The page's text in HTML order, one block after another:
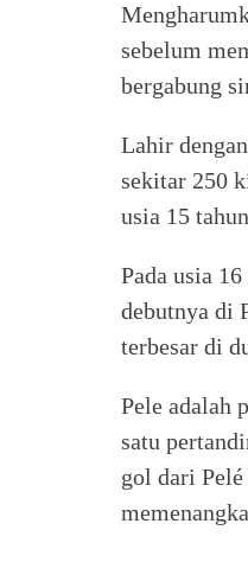
sebelum
bergabung
Lahir
sekitar 250
usia 15
Pada usia
debutnya di
terbesar di
Pele adalah
satu
gol dari